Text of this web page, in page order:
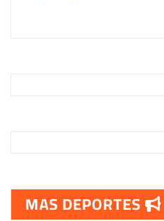
MAS DEPORTES